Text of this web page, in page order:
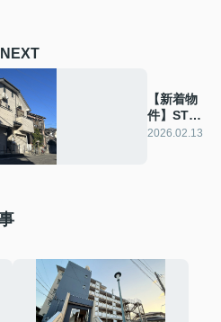
NEXT
【新着物
件】ST前
川
2026.02.13